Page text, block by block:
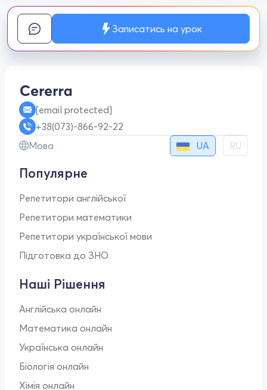
Записатись на урок
[email protected]
+38(073)-866-92-22
Мова
UA RU
Популярне
Репетитори англійської
Репетитори математики
Репетитори української мови
Підготовка до ЗНО
Наші Рішення
Англійська онлайн
Математика онлайн
Українська онлайн
Біологія онлайн
Хімія онлайн